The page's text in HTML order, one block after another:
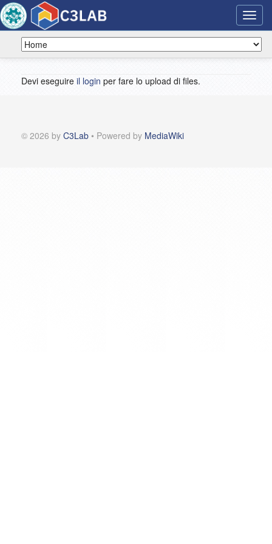
Devi eseguire il login per fare lo upload di files.
© 2026 by C3Lab • Powered by MediaWiki